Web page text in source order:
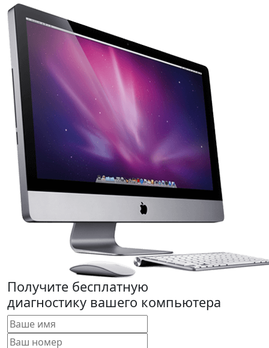
Получите бесплатную
диагностику вашего компьютера